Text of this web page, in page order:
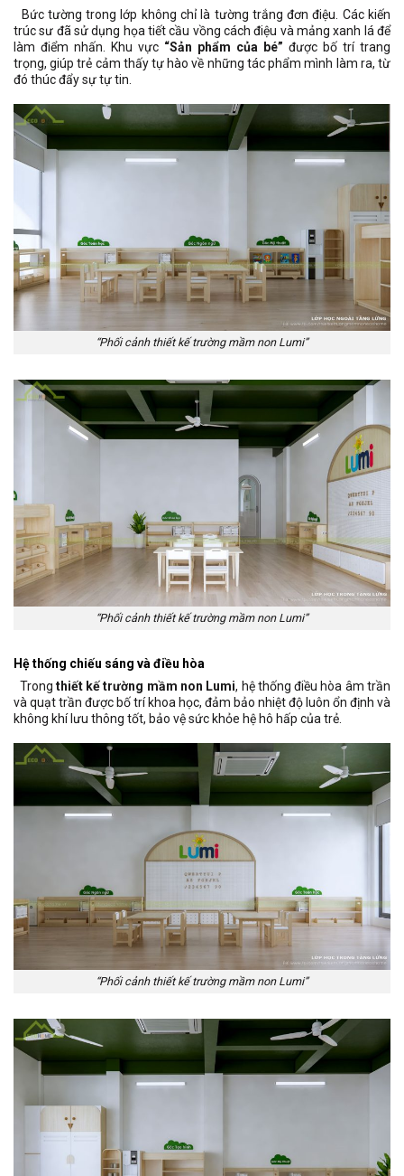
Bức tường trong lớp không chỉ là tường trắng đơn điệu. Các kiến
trúc sư đã sử dụng họa tiết cầu vồng cách điệu và mảng xanh lá để
làm điểm nhấn. Khu vực “Sản phẩm của bé” được bố trí trang
trọng, giúp trẻ cảm thấy tự hào về những tác phẩm mình làm ra, từ
đó thúc đẩy sự tự tin.
“Phối cảnh thiết kế trường mầm non Lumi”
“Phối cảnh thiết kế trường mầm non Lumi”
Hệ thống chiếu sáng và điều hòa
Trong thiết kế trường mầm non Lumi, hệ thống điều hòa âm trần
và quạt trần được bố trí khoa học, đảm bảo nhiệt độ luôn ổn định và
không khí lưu thông tốt, bảo vệ sức khỏe hệ hô hấp của trẻ.
“Phối cảnh thiết kế trường mầm non Lumi”